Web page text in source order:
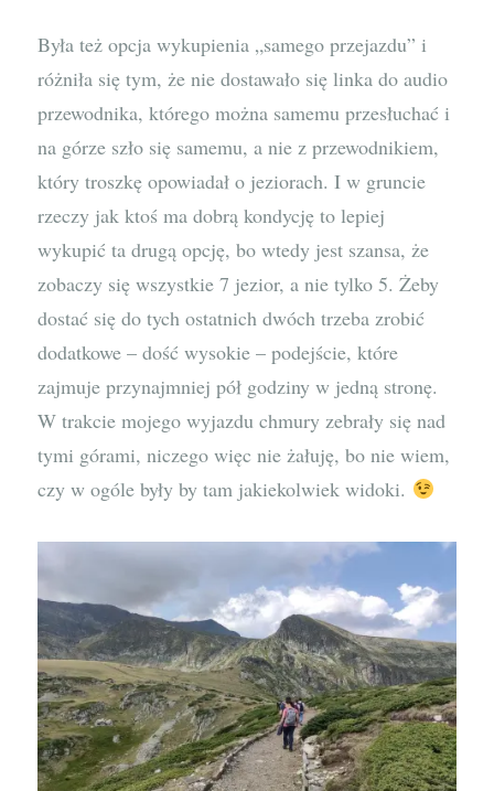
Była też opcja wykupienia „samego przejazdu” i
różniła się tym, że nie dostawało się linka do audio
przewodnika, którego można samemu przesłuchać i
na górze szło się samemu, a nie z przewodnikiem,
który troszkę opowiadał o jeziorach. I w gruncie
rzeczy jak ktoś ma dobrą kondycję to lepiej
wykupić ta drugą opcję, bo wtedy jest szansa, że
zobaczy się wszystkie 7 jezior, a nie tylko 5. Żeby
dostać się do tych ostatnich dwóch trzeba zrobić
dodatkowe – dość wysokie – podejście, które
zajmuje przynajmniej pół godziny w jedną stronę.
W trakcie mojego wyjazdu chmury zebrały się nad
tymi górami, niczego więc nie żałuję, bo nie wiem,
czy w ogóle były by tam jakiekolwiek widoki.